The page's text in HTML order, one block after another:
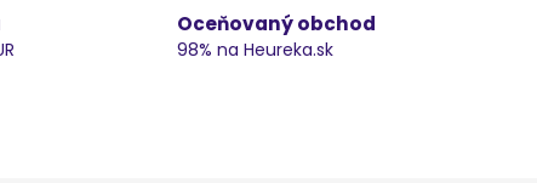
Oceňovaný obchod
98% na Heureka.sk